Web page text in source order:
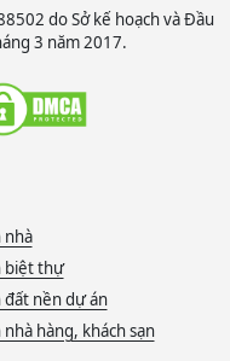
do Sở kế hoạch và Đầu
3 năm 2017.
nhà
biệt thự
đất nền dự án
nhà hàng, khách sạn